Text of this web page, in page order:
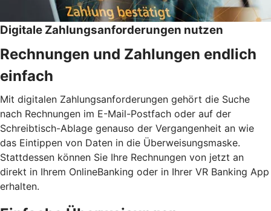
Digitale Zahlungsanforderungen nutzen
Rechnungen und Zahlungen endlich
einfach
Mit digitalen Zahlungsanforderungen gehört die Suche
nach Rechnungen im E-Mail-Postfach oder auf der
Schreibtisch-Ablage genauso der Vergangenheit an wie
das Eintippen von Daten in die Überweisungsmaske.
Stattdessen können Sie Ihre Rechnungen von jetzt an
direkt in Ihrem OnlineBanking oder in Ihrer VR Banking App
erhalten.